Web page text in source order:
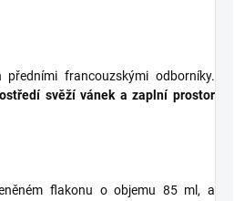
francouzskými odborníky.
svěží vánek a zaplní prostor
flakonu o objemu 85 ml, a